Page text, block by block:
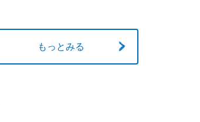
もっとみる